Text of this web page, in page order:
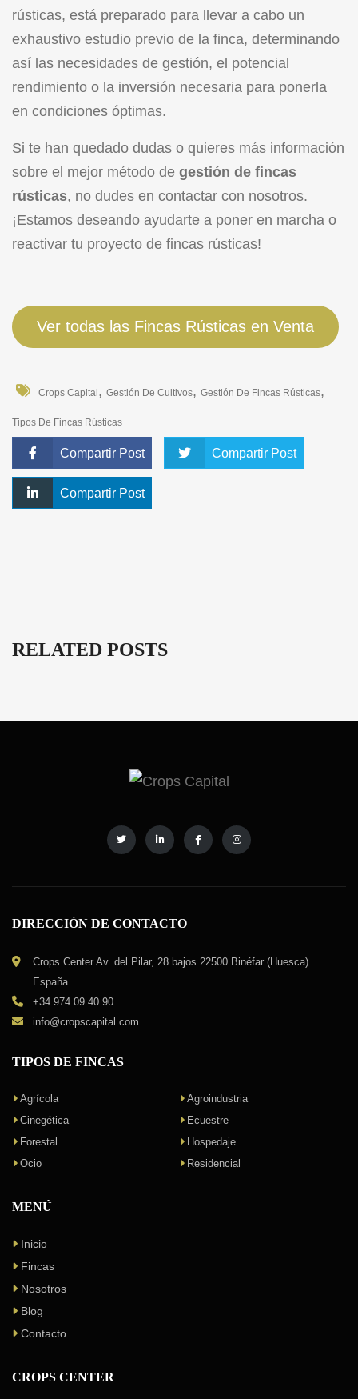
rústicas, está preparado para llevar a cabo un
exhaustivo estudio previo de la finca, determinando
así las necesidades de gestión, el potencial
rendimiento o la inversión necesaria para ponerla
en condiciones óptimas.
Si te han quedado dudas o quieres más información
sobre el mejor método de gestión de fincas
rústicas, no dudes en contactar con nosotros.
¡Estamos deseando ayudarte a poner en marcha o
reactivar tu proyecto de fincas rústicas!
Ver todas las Fincas Rústicas en Venta
Crops Capital, Gestión De Cultivos, Gestión De Fincas Rústicas,
Tipos De Fincas Rústicas
Compartir Post Compartir Post
Compartir Post
RELATED POSTS
DIRECCIÓN DE CONTACTO
Crops Center Av. del Pilar, 28 bajos 22500 Binéfar (Huesca)
España
+34 974 09 40 90
info@cropscapital.com
TIPOS DE FINCAS
Agrícola
Agroindustria
Cinegética
Ecuestre
Forestal
Hospedaje
Ocio
Residencial
MENÚ
Inicio
Fincas
Nosotros
Blog
Contacto
CROPS CENTER